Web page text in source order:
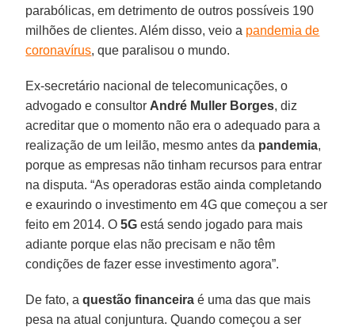
parabólicas, em detrimento de outros possíveis 190
milhões de clientes. Além disso, veio a pandemia de
coronavírus, que paralisou o mundo.
Ex-secretário nacional de telecomunicações, o
advogado e consultor André Muller Borges, diz
acreditar que o momento não era o adequado para a
realização de um leilão, mesmo antes da pandemia,
porque as empresas não tinham recursos para entrar
na disputa. “As operadoras estão ainda completando
e exaurindo o investimento em 4G que começou a ser
feito em 2014. O5G está sendo jogado para mais
adiante porque elas não precisam e não têm
condições de fazer esse investimento agora”.
De fato, aquestão financeira é uma das que mais
pesa na atual conjuntura. Quando começou a ser